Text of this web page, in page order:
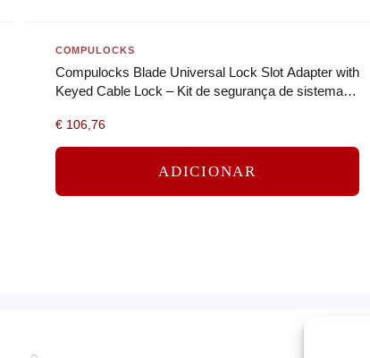
COMPULOCKS
Compulocks Blade Universal Lock Slot Adapter with
Keyed Cable Lock – Kit de segurança de sistema –
€106,76
ADICIONAR